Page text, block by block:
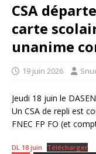
CSA
carte
unanime
19 juin 2026
Jeudi 18 juin le
Un CSA de repli est
FNEC FP FO (et
DL 18 juin Télécharger